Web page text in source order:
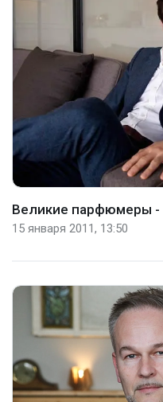
Великие парфюмеры
15 января 2011, 13:50